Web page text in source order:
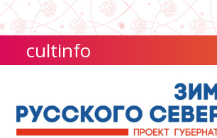
cultinfo